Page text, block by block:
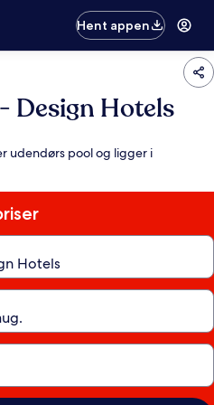
Hent appen
Design Hotels
udendørs pool og ligger i